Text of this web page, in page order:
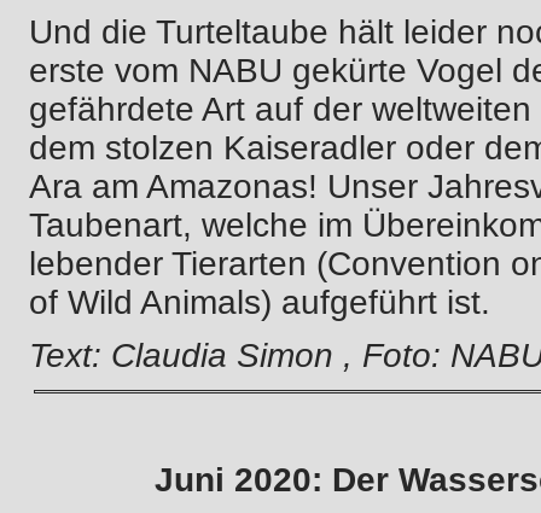
Und die Turteltaube hält leider
erste vom NABU gekürte Vogel
gefährdete Art auf der
dem stolzen Kaiseradler oder
Ara am Amazonas! Unser
Taubenart, welche im
lebender Tierarten (Convention
of Wild Animals) aufgeführt ist.
Text: Claudia Simon , Foto:
Juni 2020: Der